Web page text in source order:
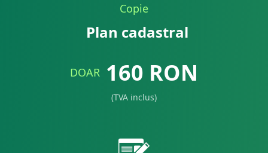
Copie
Plan cadastral
DOAR 160 RON
(TVA inclus)